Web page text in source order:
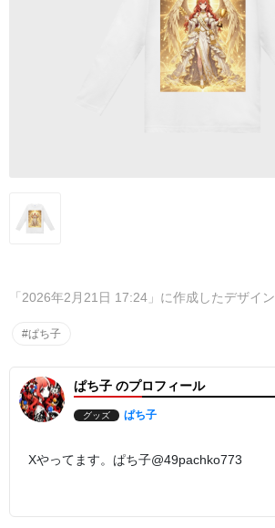
「2026年2月21日 17:24」に作成したデザイン
#ぱち子
ぱち子 のプロフィール
グッズ ぱち子
Xやってます。ぱち子@49pachko773